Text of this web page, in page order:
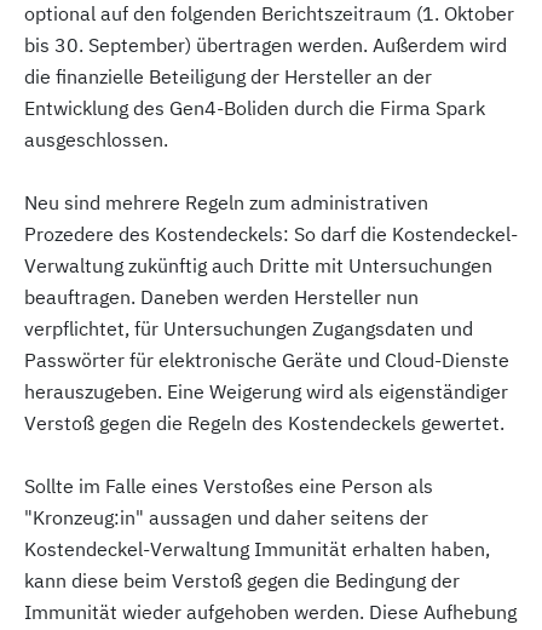
optional auf den folgenden Berichtszeitraum (1. Oktober
bis 30. September) übertragen werden. Außerdem wird
die finanzielle Beteiligung der Hersteller an der
Entwicklung des Gen4-Boliden durch die Firma Spark
ausgeschlossen.
Neu sind mehrere Regeln zum administrativen
Prozedere des Kostendeckels: So darf die Kostendeckel-
Verwaltung zukünftig auch Dritte mit Untersuchungen
beauftragen. Daneben werden Hersteller nun
verpflichtet, für Untersuchungen Zugangsdaten und
Passwörter für elektronische Geräte und Cloud-Dienste
herauszugeben. Eine Weigerung wird als eigenständiger
Verstoß gegen die Regeln des Kostendeckels gewertet.
Sollte im Falle eines Verstoßes eine Person als
"Kronzeug:in" aussagen und daher seitens der
Kostendeckel-Verwaltung Immunität erhalten haben,
kann diese beim Verstoß gegen die Bedingung der
Immunität wieder aufgehoben werden. Diese Aufhebung